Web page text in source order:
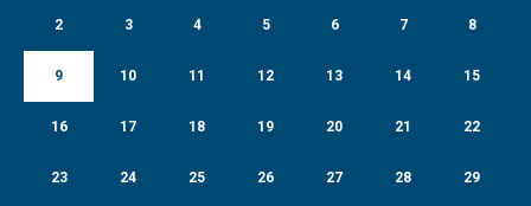
2 3 4 5 6 7 8
9 10 11 12 13 14 15
16 17 18 19 20 21 22
23 24 25 26 27 28 29